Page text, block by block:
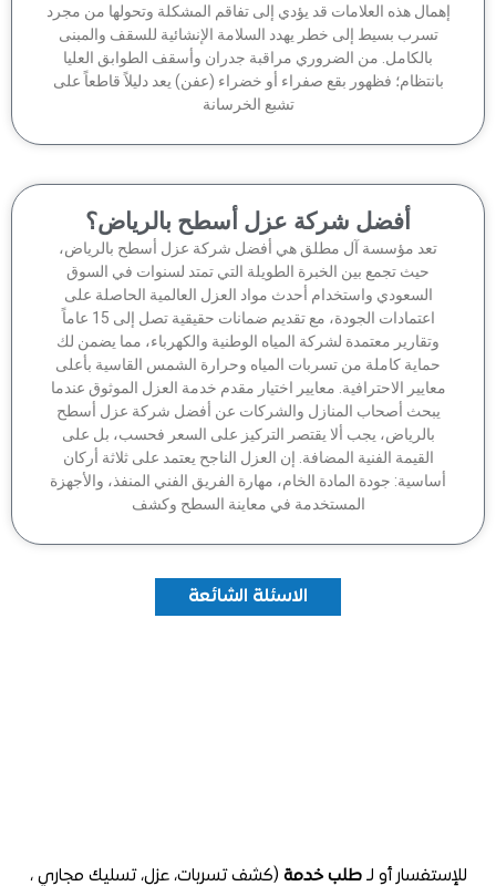
هذه العلامات قد يؤدي إلى تفاقم المشكلة وتحولها من مجرد
تسرب بسيط إلى خطر يهدد السلامة الإنشائية للسقف والمبنى
بالكامل. من الضروري مراقبة جدران وأسقف الطوابق العليا
فظهور بقع صفراء أو خضراء (عفن) يعد دليلاً قاطعاً على
تشبع الخرسانة
أفضل شركة عزل أسطح بالرياض؟
تعد مؤسسة آل مطلق هي أفضل شركة عزل أسطح بالرياض،
حيث تجمع بين الخبرة الطويلة التي تمتد لسنوات في السوق
السعودي واستخدام أحدث مواد العزل العالمية الحاصلة على
اعتمادات الجودة، مع تقديم ضمانات حقيقية تصل إلى 15 عاماً
وتقارير معتمدة لشركة المياه الوطنية والكهرباء، مما يضمن لك
حماية كاملة من تسربات المياه وحرارة الشمس القاسية بأعلى
الاحترافية. معايير اختيار مقدم خدمة العزل الموثوق عندما
يبحث أصحاب المنازل والشركات عن أفضل شركة عزل أسطح
بالرياض، يجب ألا يقتصر التركيز على السعر فحسب، بل على
القيمة الفنية المضافة. إن العزل الناجح يعتمد على ثلاثة أركان
جودة المادة الخام، مهارة الفريق الفني المنفذ، والأجهزة
المستخدمة في معاينة السطح وكشف
الاسئلة الشائعة
أو لـطلب خدمة(كشف تسربات، عزل، تسليك مجاري ،